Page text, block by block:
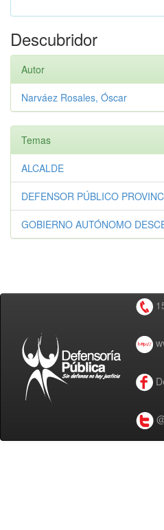
Descubridor
Autor
Narváez Rosales, Óscar
Temas
ALCALDE
DEFENSOR PÚBLICO
GOBIERNO AUTÓNOMO